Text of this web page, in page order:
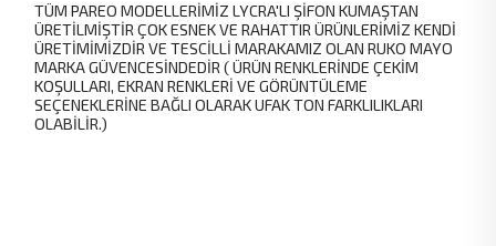
TÜM PAREO MODELLERİMİZ LYCRA'LI ŞİFON KUMAŞTAN
ÜRETİLMİŞTİR ÇOK ESNEK VE RAHATTIR ÜRÜNLERİMİZ KENDİ
ÜRETİMİMİZDİR VE TESCİLLİ MARAKAMIZ OLAN RUKO MAYO
MARKA GÜVENCESİNDEDİR ( ÜRÜN RENKLERİNDE ÇEKİM
KOŞULLARI, EKRAN RENKLERİ VE GÖRÜNTÜLEME
SEÇENEKLERİNE BAĞLI OLARAK UFAK TON FARKLILIKLARI
OLABİLİR.)